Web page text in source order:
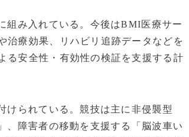
組み入れている。今後はBMI医療サー
治療効果、リハビリ追跡データなどを
る安全性・有効性の検証を支援する計
けられている。競技は主に非侵襲型
、障害者の移動を支援する「脳波車い